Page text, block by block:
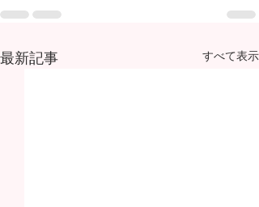
最新記事 すべて表示